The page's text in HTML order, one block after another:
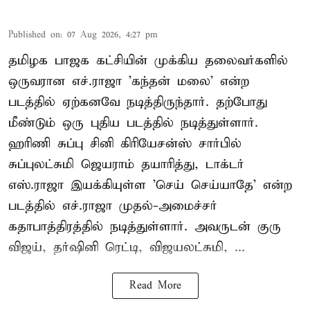
Published on: 07 Aug 2026, 4:27 pm
தமிழக பாஜக கட்சியின் முக்கிய தலைவர்களில்
ஒருவரான எச்.ராஜா 'கந்தன் மலை' என்ற
படத்தில் ஏற்கனவே நடித்திருந்தார். தற்போது
மீண்டும் ஒரு புதிய படத்தில் நடித்துள்ளார்.
ஹரிணி சுப்பு சினி கிரியேசன்ஸ் சார்பில்
சுப்புலட்சுமி ஜெயராம் தயாரித்து, டாக்டர்
எஸ்.ராஜா இயக்கியுள்ள 'செய் செய்யாதே' என்ற
படத்தில் எச்.ராஜா முதல்-அமைச்சர்
கதாபாத்திரத்தில் நடித்துள்ளார். அவருடன் குரு
விஜய், தர்ஷினி ரெட்டி, விஜயலட்சுமி, ...
Read More